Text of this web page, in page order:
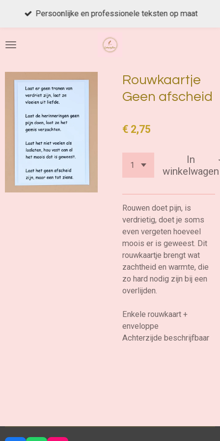
de
Persoonlijke en professionele teksten op maat
Rouwkaartje
Geen afscheid
€ 2,75
In
winkelwagen
Rouwen doet pijn, is
verdrietig, doet je soms
even vergeten hoeveel
moois er is geweest. Dit
rouwkaartje brengt wat
zachtheid en warmte, die
zo hard nodig zijn bij een
overlijden.
Enkele rouwkaart +
enveloppe
Achterzijde beschrijfbaar